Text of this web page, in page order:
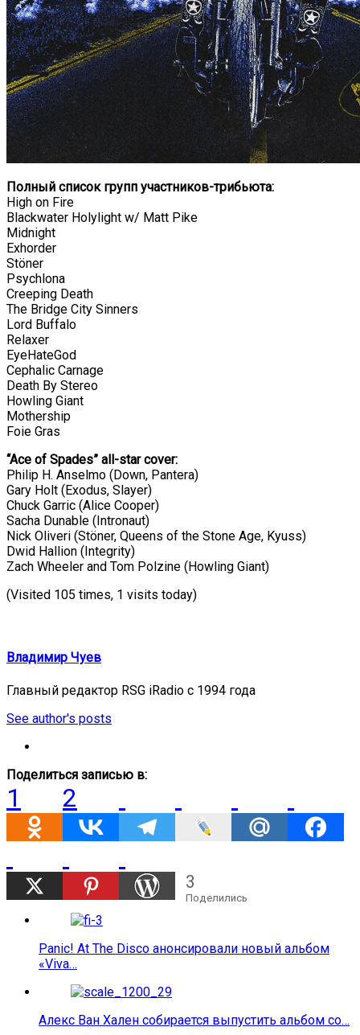
Полный список групп участников-трибьюта:
High on Fire
Blackwater Holylight w/ Matt Pike
Midnight
Exhorder
Stöner
Psychlona
Creeping Death
The Bridge City Sinners
Lord Buffalo
Relaxer
EyeHateGod
Cephalic Carnage
Death By Stereo
Howling Giant
Mothership
Foie Gras
“Ace of Spades” all-star cover:
Philip H. Anselmo (Down, Pantera)
Gary Holt (Exodus, Slayer)
Chuck Garric (Alice Cooper)
Sacha Dunable (Intronaut)
Nick Oliveri (Stöner, Queens of the Stone Age, Kyuss)
Dwid Hallion (Integrity)
Zach Wheeler and Tom Polzine (Howling Giant)
(Visited 105 times, 1 visits today)
Владимир Чуев
Главный редактор RSG iRadio с 1994 года
See author's posts
Поделиться записью в:
1 2
3
Поделились
Panic! At The Disco анонсировали новый альбом
«Viva…
Алекс Ван Хален собирается выпустить альбом со…